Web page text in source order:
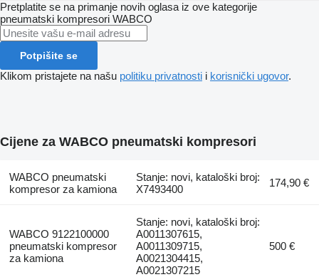
Pretplatite se na primanje novih oglasa iz ove kategorije
pneumatski kompresori WABCO
Potpišite se
Klikom pristajete na našu politiku privatnosti i korisnički ugovor.
Cijene za WABCO pneumatski kompresori
WABCO pneumatski
kompresor za kamiona
Stanje: novi, kataloški broj:
X7493400
174,90 €
WABCO 9122100000
pneumatski kompresor
za kamiona
Stanje: novi, kataloški broj:
A0011307615,
A0011309715,
A0021304415,
A0021307215
500 €